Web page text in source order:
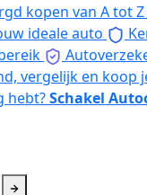
kopen van A tot Z
ideale auto
vergelijk en koop
hebt?Schakel